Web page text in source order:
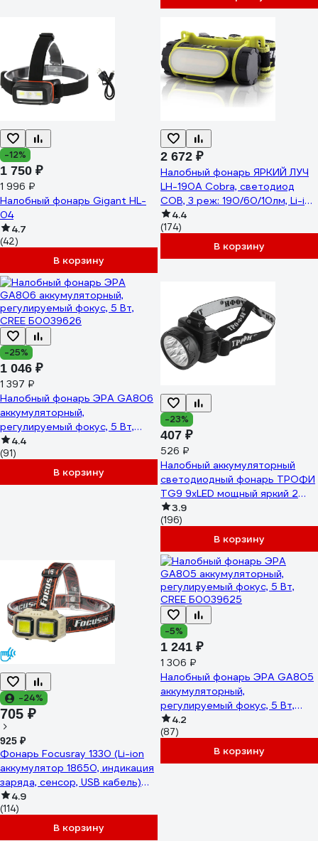
-12%
1 750 ₽
1 996 ₽
Налобный фонарь Gigant HL-
04
4.7
(42)
В корзину
2 672 ₽
Налобный фонарь ЯРКИЙ ЛУЧ
LH-190A Cobra, светодиод
COB, 3 реж: 190/60/10лм, Li-ion
2200mAh 4606400105510
4.4
(174)
В корзину
-25%
1 046 ₽
1 397 ₽
Налобный фонарь ЭРА GA806
аккумуляторный,
регулируемый фокус, 5 Вт,
CREE Б0039626
4.4
(91)
В корзину
-23%
407 ₽
526 ₽
Налобный аккумуляторный
светодиодный фонарь ТРОФИ
TG9 9xLED мощный яркий 2
режима C0045557
3.9
(196)
В корзину
-24%
705 ₽
925 ₽
Фонарь Focusray 1330 (Li-ion
аккумулятор 18650, индикация
заряда, сенсор, USB кабель)
890491
4.9
(114)
В корзину
-5%
1 241 ₽
1 306 ₽
Налобный фонарь ЭРА GA805
аккумуляторный,
регулируемый фокус, 5 Вт,
CREE Б0039625
4.2
(87)
В корзину